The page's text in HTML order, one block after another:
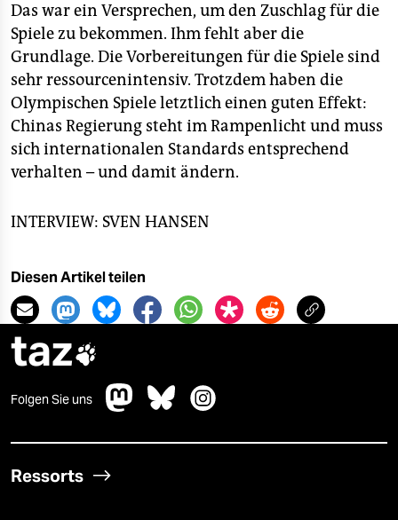
Das war ein Versprechen, um den Zuschlag für die
Spiele zu bekommen. Ihm fehlt aber die
Grundlage. Die Vorbereitungen für die Spiele sind
sehr ressourcenintensiv. Trotzdem haben die
Olympischen Spiele letztlich einen guten Effekt:
Chinas Regierung steht im Rampenlicht und muss
sich internationalen Standards entsprechend
verhalten – und damit ändern.
INTERVIEW: SVEN HANSEN
Diesen Artikel teilen
taz
Folgen Sie uns
Ressorts